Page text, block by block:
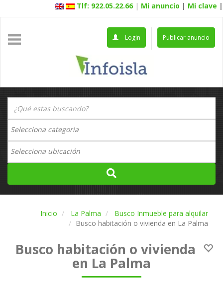
Tlf: 922.05.22.66 | Mi anuncio | Mi clave |
Publicar anuncio
Login
Inicio La Palma
Busco Inmueble para alquilar
Busco habitación o vivienda en La Palma
Busco habitación o vivienda
en La Palma